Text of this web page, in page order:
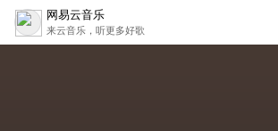
网易云音乐
来云音乐，听更多好歌